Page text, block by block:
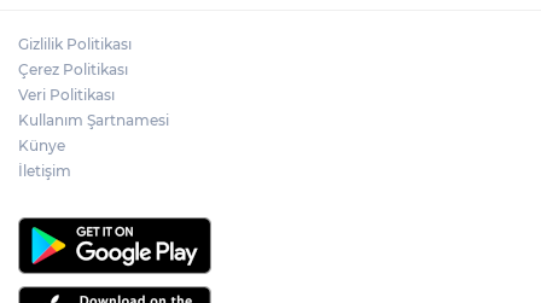
Gizlilik Politikası
Çerez Politikası
Veri Politikası
Kullanım Şartnamesi
Künye
İletişim